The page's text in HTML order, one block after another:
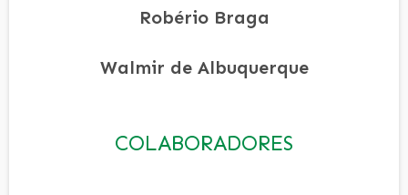
Robério Braga
Walmir de Albuquerque
COLABORADORES